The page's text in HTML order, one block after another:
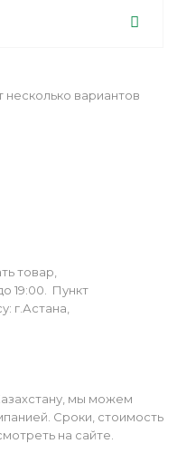
вариантов
товар,
19:00. Пункт
г.Астана,
мы можем
Сроки, стоимость
на сайте.